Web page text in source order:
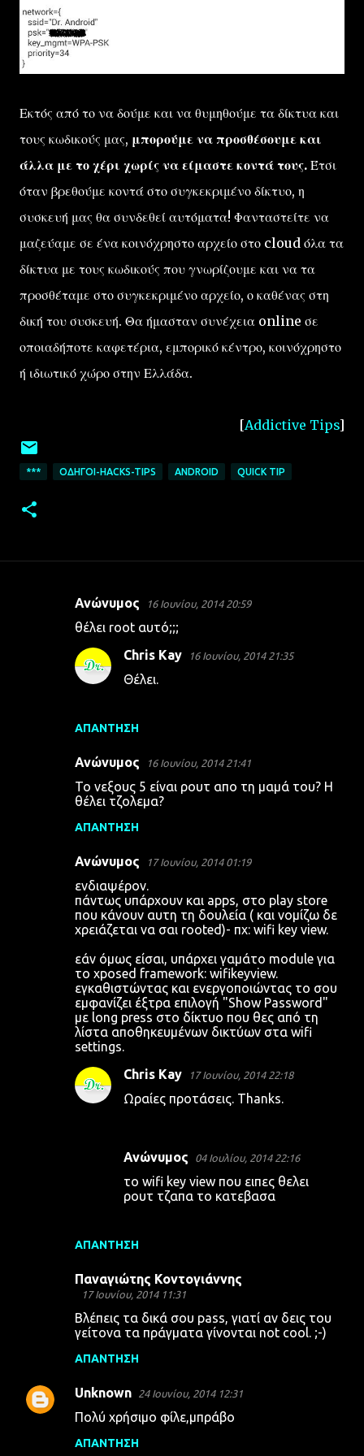
Εκτός από το να δούμε και να θυμηθούμε τα δίκτυα και
τους κωδικούς μας, μπορούμε να προσθέσουμε και
άλλα με το χέρι χωρίς να είμαστε κοντά τους. Έτσι
όταν βρεθούμε κοντά στο συγκεκριμένο δίκτυο, η
συσκευή μας θα συνδεθεί αυτόματα! Φανταστείτε να
μαζεύαμε σε ένα κοινόχρηστο αρχείο στο cloud όλα τα
δίκτυα με τους κωδικούς που γνωρίζουμε και να τα
προσθέταμε στο συγκεκριμένο αρχείο, ο καθένας στη
δική του συσκευή. Θα ήμασταν συνέχεια online σε
οποιαδήποτε καφετέρια, εμπορικό κέντρο, κοινόχρηστο
ή ιδιωτικό χώρο στην Ελλάδα.
[Addictive Tips]
*** ΟΔΗΓΟΊ-HACKS-TIPS ANDROID QUICK TIP
Ανώνυμος 16 Ιουνίου, 2014 20:59
θέλει root αυτό;;;
ΑΠΆΝΤΗΣΗ
Chris Kay 16 Ιουνίου, 2014 21:35
Θέλει.
Ανώνυμος 16 Ιουνίου, 2014 21:41
Το νεξους 5 είναι ρουτ απο τη μαμά του? Η
θέλει τζολεμα?
ΑΠΆΝΤΗΣΗ
Ανώνυμος 17 Ιουνίου, 2014 01:19
ενδιαψέρον.
πάντως υπάρχουν και apps, στο play store
που κάνουν αυτη τη δουλεία ( και νομίζω δε
χρειάζεται να σαι rooted)- πχ: wifi key view.
εάν όμως είσαι, υπάρχει γαμάτο module για
το xposed framework: wifikeyview.
εγκαθιστώντας και ενεργοποιώντας το σου
εμφανίζει έξτρα επιλογή "Show Password"
με long press στο δίκτυο που θες από τη
λίστα αποθηκευμένων δικτύων στα wifi
settings.
ΑΠΆΝΤΗΣΗ
Chris Kay 17 Ιουνίου, 2014 22:18
Ωραίες προτάσεις. Thanks.
Ανώνυμος 04 Ιουλίου, 2014 22:16
το wifi key view που ειπες θελει
ρουτ τζαπα το κατεβασα
Παναγιώτης Κοντογιάννης
17 Ιουνίου, 2014 11:31
Βλέπεις τα δικά σου pass, γιατί αν δεις του
γείτονα τα πράγματα γίνονται not cool. ;-)
ΑΠΆΝΤΗΣΗ
Unknown 24 Ιουνίου, 2014 12:31
Πολύ χρήσιμο φίλε,μπράβο
ΑΠΆΝΤΗΣΗ